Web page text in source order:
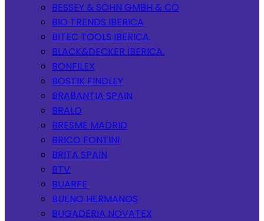
BESSEY & SOHN GMBH & CO
BIO TRENDS IBERICA
BITEC TOOLS IBERICA.
BLACK&DECKER IBERICA.
BONFILEX
BOSTIK FINDLEY
BRABANTIA SPAIN
BRALO
BRESME MADRID
BRICO FONTINI
BRITA SPAIN
BTV
BUARFE
BUENO HERMANOS
BUGADERIA NOVATEX